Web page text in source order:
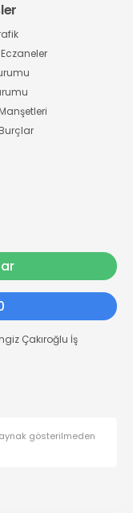
Çakıroğlu İş
gösterilmeden